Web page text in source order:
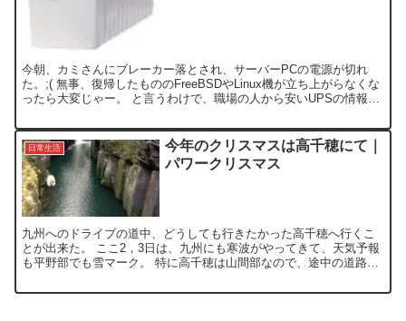
今朝、カミさんにブレーカー落とされ、サーバーPCの電源が切れ
た。;( 無事、復帰したもののFreeBSDやLinux機が立ち上がらなくな
ったら大変じゃー。 と言うわけで、職場の人から安いUPSの情報を
日常生活
今年のクリスマスは高千穂にて｜
パワークリスマス
九州へのドライブの道中、どうしても行きたかった高千穂へ行くこ
とが出来た。 ここ2，3日は、九州にも寒波がやってきて、天気予報
も平野部でも雪マーク。 特に高千穂は山間部なので、途中の道路が